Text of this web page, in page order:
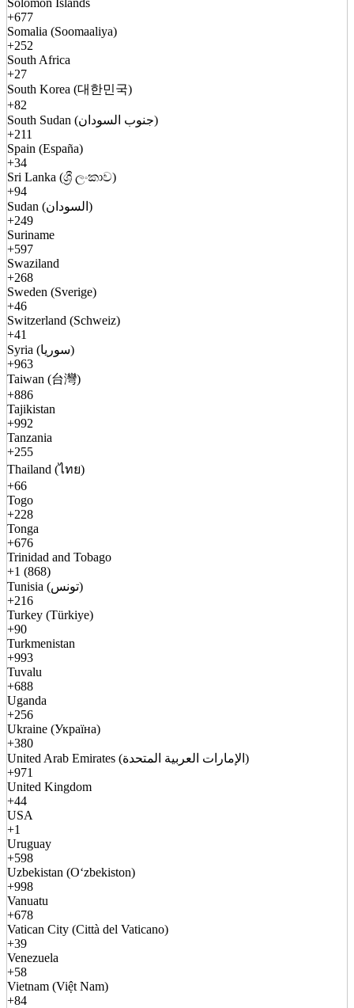
Solomon Islands
+677
Somalia (Soomaaliya)
+252
South Africa
+27
South Korea (대한민국)
+82
South Sudan (جنوب السودان)
+211
Spain (España)
+34
Sri Lanka (ශ්‍රී ලංකාව)
+94
Sudan (السودان)
+249
Suriname
+597
Swaziland
+268
Sweden (Sverige)
+46
Switzerland (Schweiz)
+41
Syria (سوريا)
+963
Taiwan (台灣)
+886
Tajikistan
+992
Tanzania
+255
Thailand (ไทย)
+66
Togo
+228
Tonga
+676
Trinidad and Tobago
+1 (868)
Tunisia (تونس)
+216
Turkey (Türkiye)
+90
Turkmenistan
+993
Tuvalu
+688
Uganda
+256
Ukraine (Україна)
+380
United Arab Emirates (الإمارات العربية المتحدة)
+971
United Kingdom
+44
USA
+1
Uruguay
+598
Uzbekistan (Oʻzbekiston)
+998
Vanuatu
+678
Vatican City (Città del Vaticano)
+39
Venezuela
+58
Vietnam (Việt Nam)
+84